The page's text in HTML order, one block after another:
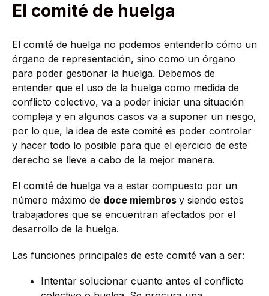
El comité de huelga
El comité de huelga no podemos entenderlo cómo un
órgano de representación, sino como un órgano
para poder gestionar la huelga. Debemos de
entender que el uso de la huelga como medida de
conflicto colectivo, va a poder iniciar una situación
compleja y en algunos casos va a suponer un riesgo,
por lo que, la idea de este comité es poder controlar
y hacer todo lo posible para que el ejercicio de este
derecho se lleve a cabo de la mejor manera.
El comité de huelga va a estar compuesto por un
número máximo de doce miembros y siendo estos
trabajadores que se encuentran afectados por el
desarrollo de la huelga.
Las funciones principales de este comité van a ser:
Intentar solucionar cuanto antes el conflicto